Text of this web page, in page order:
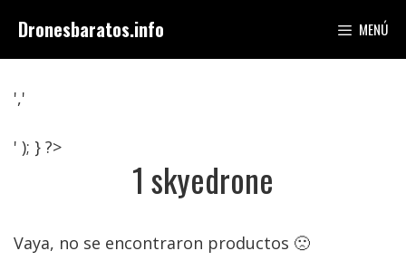
contenido
Dronesbaratos.info MENÚ
','
' ); } ?>
1 skyedrone
Vaya, no se encontraron productos 🙁